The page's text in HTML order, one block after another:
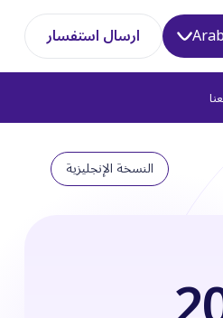
ارسال استفسار
النسخة الإنجليزية